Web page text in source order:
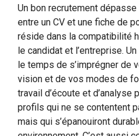
Un bon recrutement
entre un CV et une fiche de
réside dans la compatibilité
le candidat et l’entreprise.
le temps de s’imprégner de
vision et de vos modes de
travail d’écoute et
profils qui ne se contentent
mais qui s’épanouiront